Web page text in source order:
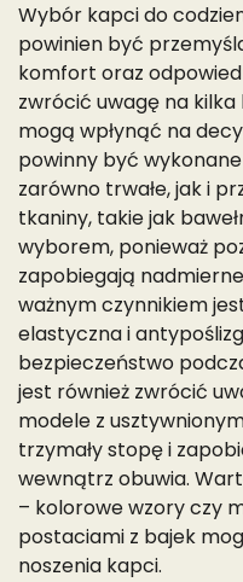
Wybór kapci do
powinien być
komfort oraz
zwrócić uwagę na
mogą wpłynąć na
powinny być
zarówno trwałe, jak i
tkaniny, takie jak
wyborem, ponieważ
zapobiegają
ważnym czynnikiem
elastyczna i
bezpieczeństwo
jest również zwrócić
modele z
trzymały stopę i
wewnątrz obuwia.
– kolorowe wzory czy
postaciami z bajek
noszenia kapci.